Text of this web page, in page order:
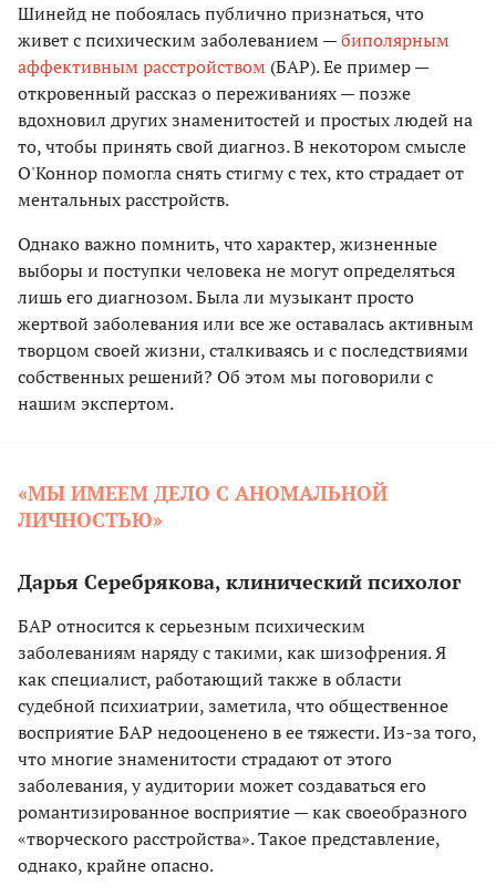
Шинейд не побоялась публично признаться, что
живет с психическим заболеванием —биполярным
аффективным расстройством (БАР). Ее пример —
откровенный рассказ о переживаниях — позже
вдохновил других знаменитостей и простых людей на
то, чтобы принять свой диагноз. В некотором смысле
О'Коннор помогла снять стигму с тех, кто страдает от
ментальных расстройств.
Однако важно помнить, что характер, жизненные
выборы и поступки человека не могут определяться
лишь его диагнозом. Была ли музыкант просто
жертвой заболевания или все же оставалась активным
творцом своей жизни, сталкиваясь и с последствиями
собственных решений? Об этом мы поговорили с
нашим экспертом.
«МЫ ИМЕЕМ ДЕЛО С АНОМАЛЬНОЙ
ЛИЧНОСТЬЮ»
Дарья Серебрякова, клинический психолог
БАР относится к серьезным психическим
заболеваниям наряду с такими, как шизофрения. Я
как специалист, работающий также в области
судебной психиатрии, заметила, что общественное
восприятие БАР недооценено в ее тяжести. Из-за того,
что многие знаменитости страдают от этого
заболевания, у аудитории может создаваться его
романтизированное восприятие — как своеобразного
«творческого расстройства». Такое представление,
однако, крайне опасно.